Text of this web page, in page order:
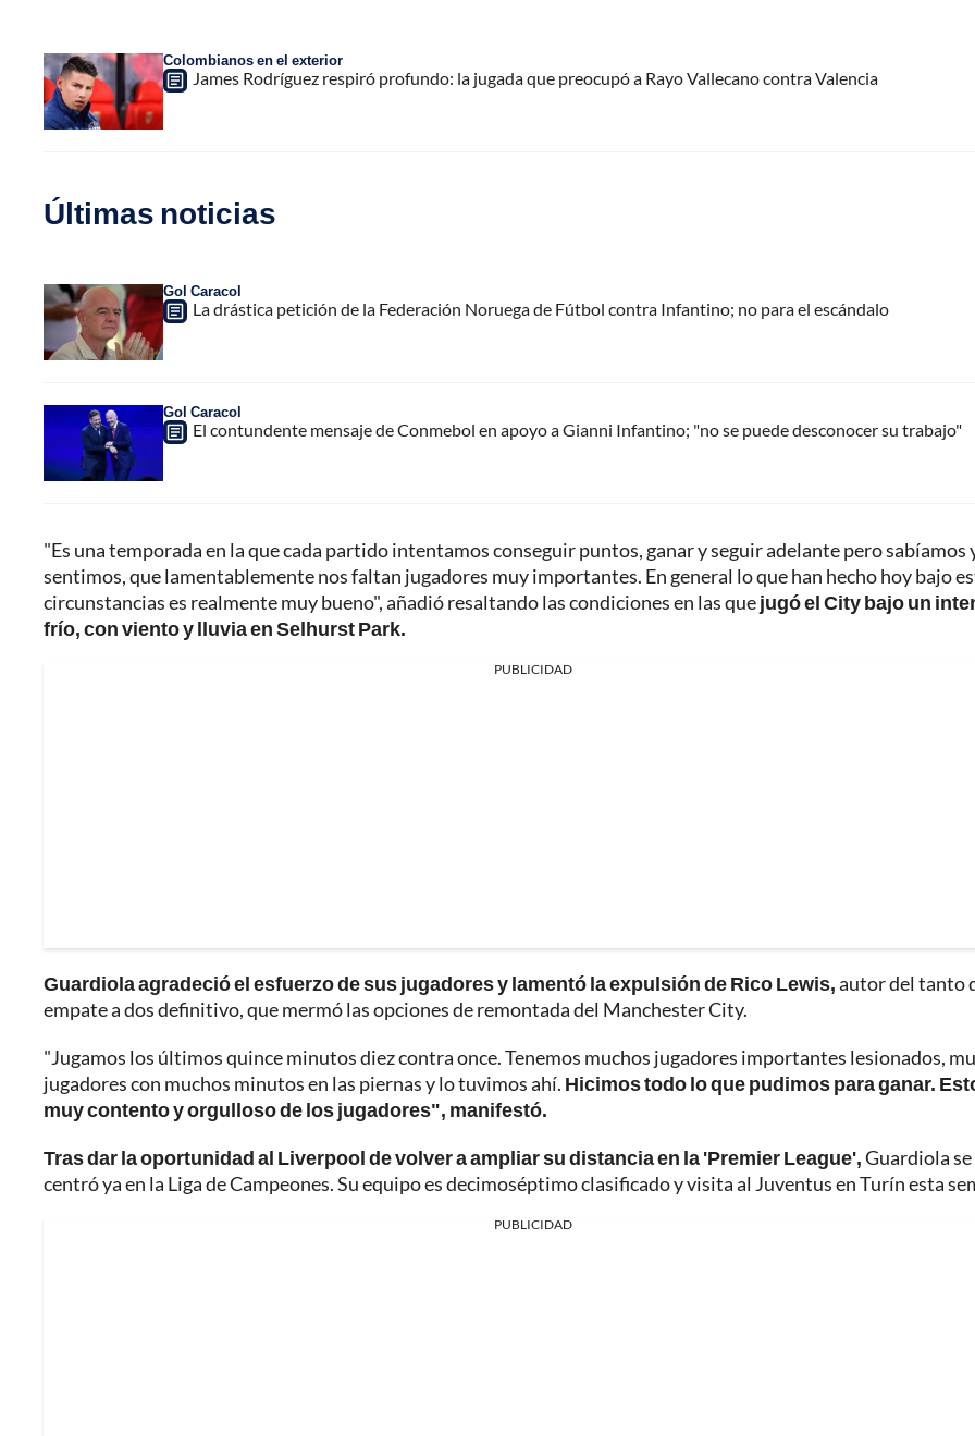
Colombianos en el exterior
James Rodríguez respiró profundo: la jugada que preocupó a Rayo Vallecano contra Valencia
Últimas noticias
Gol Caracol
La drástica petición de la Federación Noruega de Fútbol contra Infantino; no para el escándalo
Gol Caracol
El contundente mensaje de Conmebol en apoyo a Gianni Infantino; "no se puede desconocer su trabajo"
"Es una temporada en la que cada partido intentamos conseguir puntos, ganar y seguir adelante pero sabíamos
sentimos, que lamentablemente nos faltan jugadores muy importantes. En general lo que han hecho hoy bajo
circunstancias es realmente muy bueno", añadió resaltando las condiciones en las quejugó el City bajo un
frío, con viento y lluvia en Selhurst Park.
PUBLICIDAD
Guardiola agradeció el esfuerzo de sus jugadores y lamentó la expulsión de Rico Lewis,autor del tanto
empate a dos definitivo, que mermó las opciones de remontada del Manchester City.
"Jugamos los últimos quince minutos diez contra once. Tenemos muchos jugadores importantes lesionados,
jugadores con muchos minutos en las piernas y lo tuvimos ahí. Hicimos todo lo que pudimos para ganar.
muy contento y orgulloso de los jugadores", manifestó.
Tras dar la oportunidad al Liverpool de volver a ampliar su distancia en la 'Premier League',Guardiola se
centró ya en la Liga de Campeones. Su equipo es decimoséptimo clasificado y visita al Juventus en Turín esta
PUBLICIDAD